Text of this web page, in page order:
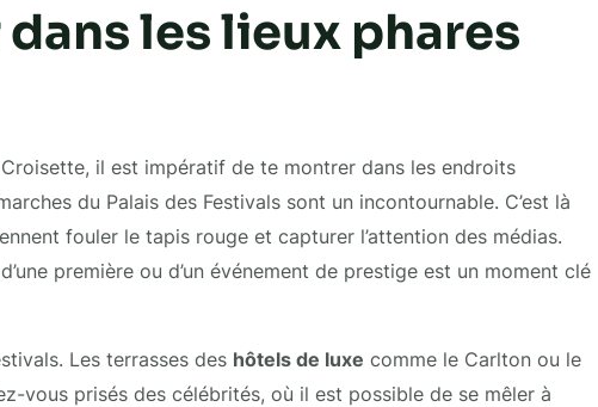
les lieux phares
il est impératif de te montrer dans les endroits
du Palais des Festivals sont un incontournable. C’est là
fouler le tapis rouge et capturer l’attention des médias.
première ou d’un événement de prestige est un moment clé
Les terrasses des hôtels de luxe comme le Carlton ou le
vous prisés des célébrités, où il est possible de se mêler à